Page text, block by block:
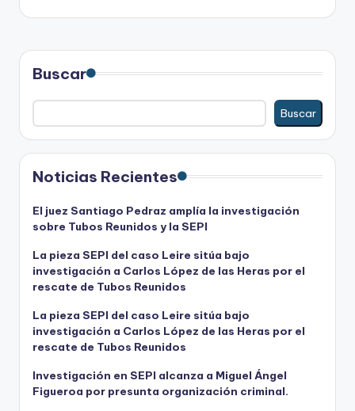
Buscar
Buscar
Noticias Recientes
El juez Santiago Pedraz amplía la investigación
sobre Tubos Reunidos y la SEPI
La pieza SEPI del caso Leire sitúa bajo
investigación a Carlos López de las Heras por el
rescate de Tubos Reunidos
La pieza SEPI del caso Leire sitúa bajo
investigación a Carlos López de las Heras por el
rescate de Tubos Reunidos
Investigación en SEPI alcanza a Miguel Ángel
Figueroa por presunta organización criminal.